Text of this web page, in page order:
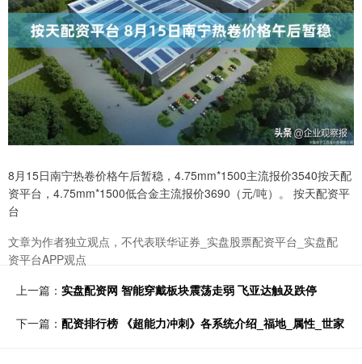
8月15日南宁热卷价格午后暂稳，4.75mm*1500主流报价3540按天配
资平台，4.75mm*1500低合金主流报价3690（元/吨）。 按天配资平
台
文章为作者独立观点，不代表联华证券_实盘股票配资平台_实盘配
资平台APP观点
上一篇： 实盘配资网 智能穿戴板块震荡走弱 飞亚达触及跌停
下一篇： 配资排行榜 《超能力冲刺》各系统介绍_福地_属性_世家